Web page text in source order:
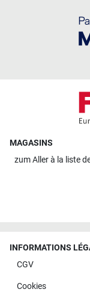
MAGASINS
zumAller à la liste
INFORMATIONS
CGV
Cookies